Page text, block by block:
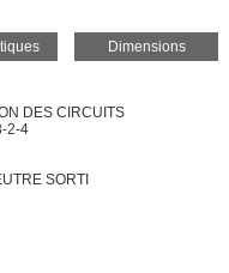
Dimensions
DES CIRCUITS
2-4
SORTI